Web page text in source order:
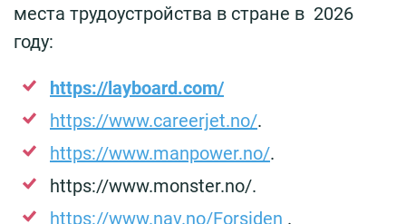
места трудоустройства в стране в 2026
году:
https://layboard.com/
https://www.careerjet.no/.
https://www.manpower.no/.
https://www.monster.no/.
https://www.nav.no/Forsiden .